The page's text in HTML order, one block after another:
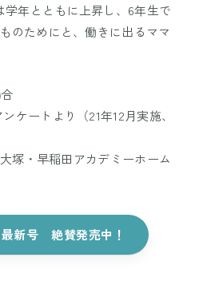
年とともに上昇し、6年生で
のためにと、働きに出るママ
ケートより（21年12月実施、
塚・早稲田アカデミーホーム
最新号 絶賛発売中！